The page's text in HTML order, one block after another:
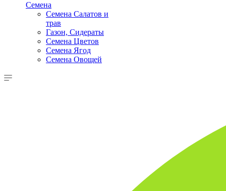
Семена
Семена Салатов и
трав
Газон, Сидераты
Семена Цветов
Семена Ягод
Семена Овощей